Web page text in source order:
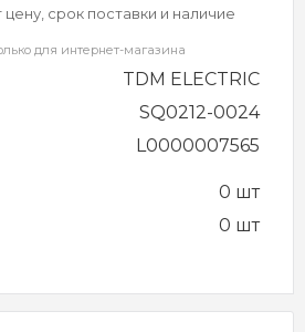
срок поставки и наличие
для интернет-магазина
TDM ELECTRIC
SQ0212-0024
L0000007565
0 шт
0 шт